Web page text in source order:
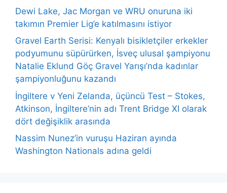
Dewi Lake, Jac Morgan ve WRU onuruna iki
takımın Premier Lig’e katılmasını istiyor
Gravel Earth Serisi: Kenyalı bisikletçiler erkekler
podyumunu süpürürken, İsveç ulusal şampiyonu
Natalie Eklund Göç Gravel Yarışı’nda kadınlar
şampiyonluğunu kazandı
İngiltere v Yeni Zelanda, üçüncü Test – Stokes,
Atkinson, İngiltere’nin adı Trent Bridge XI olarak
dört değişiklik arasında
Nassim Nunez’in vuruşu Haziran ayında
Washington Nationals adına geldi